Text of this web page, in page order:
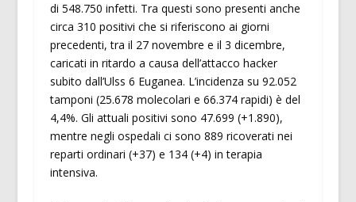
di 548.750 infetti. Tra questi sono presenti anche
circa 310 positivi che si riferiscono ai giorni
precedenti, tra il 27 novembre e il 3 dicembre,
caricati in ritardo a causa dell’attacco hacker
subito dall’Ulss 6 Euganea. L’incidenza su 92.052
tamponi (25.678 molecolari e 66.374 rapidi) è del
4,4%. Gli attuali positivi sono 47.699 (+1.890),
mentre negli ospedali ci sono 889 ricoverati nei
reparti ordinari (+37) e 134 (+4) in terapia
intensiva.